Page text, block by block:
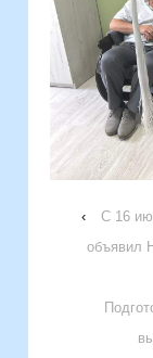
‹
С 16
объявил